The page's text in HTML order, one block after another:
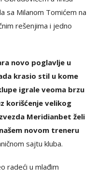
sa Milanom Tomićem na
rešenjima i jedno
novo poglavlje u
krasio stil u kome
igrale veoma brzu
korišćenje velikog
Meridianbet želi
novom treneru
sajtu kluba.
radeći u mlađim